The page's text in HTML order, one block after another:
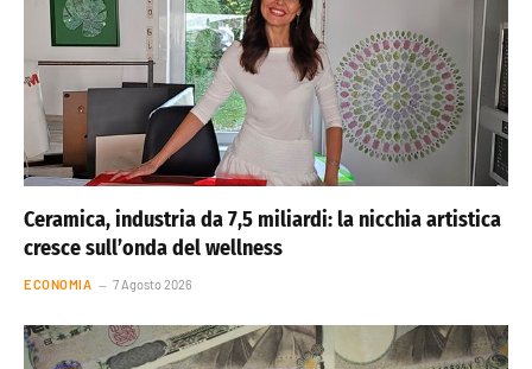
Ceramica, industria da 7,5 miliardi: la nicchia artistica
cresce sull’onda del wellness
ECONOMIA 7 Agosto 2026